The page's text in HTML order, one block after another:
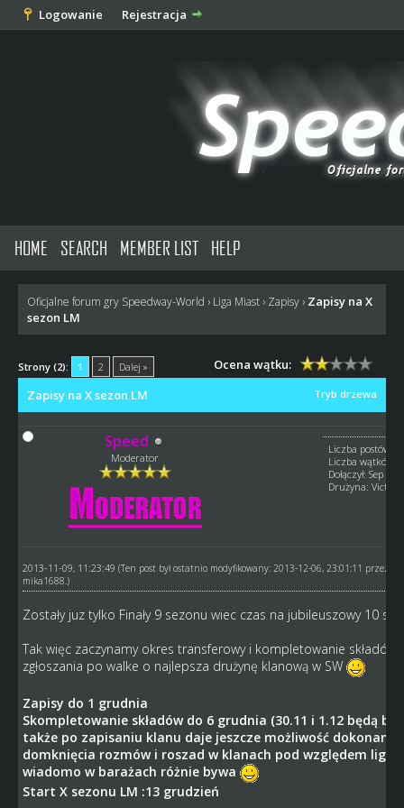
Logowanie Rejestracja
HOME SEARCH MEMBER LIST HELP
Oficjalne forum gry Speedway-World › Liga Miast› Zapisy › Zapisy na X
sezon LM
Strony (2): 1 2 Dalej » Ocena wątku:
Tryb drzewa
Zapisy na X sezon LM
Speed
Moderator
Liczba postów:
Liczba wątków:
Dołączył: Sep
Drużyna: Victory
2013-11-09, 11:23:49 (Ten post był ostatnio modyfikowany: 2013-12-06, 23:01:11 przez
mika1688.)
Zostały juz tylko Finały 9 sezonu wiec czas na jubileuszowy 10
Tak więc zaczynamy okres transferowy i kompletowanie składów
zgłoszania po walke o najlepsza drużynę klanową w SW
Zapisy do 1 grudnia
Skompletowanie składów do 6 grudnia (30.11 i 1.12 będą
także po zapisaniu klanu daje jeszcze możliwość dokonania
domknięcia rozmów i roszad w klanach pod względem lig
wiadomo w barażach różnie bywa
Start X sezonu LM :13 grudzień